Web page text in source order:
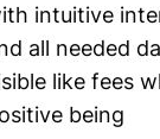
intuitive
all needed
like fees
being